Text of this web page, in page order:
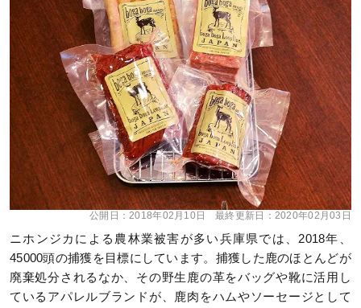
公開日： 2018年02月10日 最終更新日： 2020年02月03日
ニホンジカによる農林業被害が多い兵庫県では、2018年、
45000頭の捕獲を目標にしています。捕獲した鹿のほとんどが
廃棄処分されるなか、その野生鹿の革をバッグや靴に活用し
ているアパレルブランドが、鹿肉をハムやソーセージとして